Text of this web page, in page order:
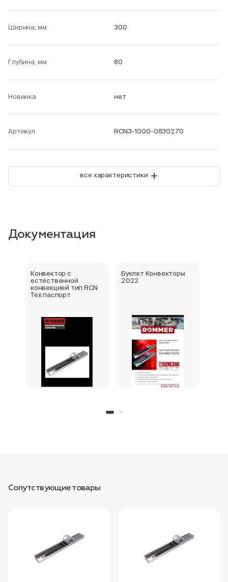
Ширина, мм 300
Глубина, мм 80
Новинка нет
Артикул RCN3-1000-0830270
все характеристики +
Документация
Конвектор с
естественной
конвекцией тип RCN
Тех паспорт
Буклет Конвекторы
2022
Сопутствующие товары